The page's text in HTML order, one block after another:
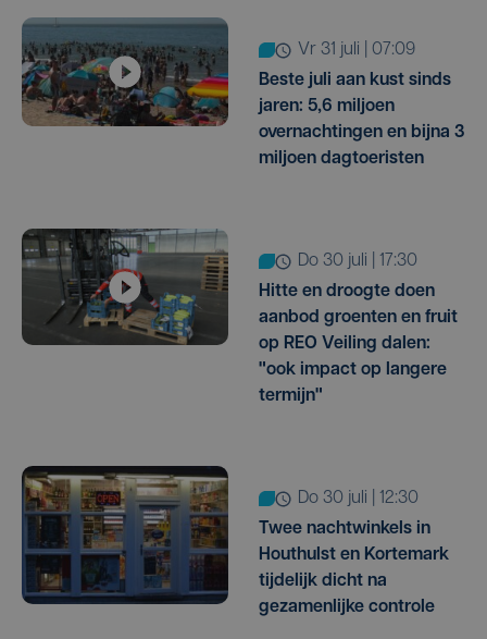
vr 31 juli | 07:09
Beste juli aan kust sinds
jaren: 5,6 miljoen
overnachtingen en bijna 3
miljoen dagtoeristen
do 30 juli | 17:30
Hitte en droogte doen
aanbod groenten en fruit
op REO Veiling dalen:
"ook impact op langere
termijn"
do 30 juli | 12:30
Twee nachtwinkels in
Houthulst en Kortemark
tijdelijk dicht na
gezamenlijke controle